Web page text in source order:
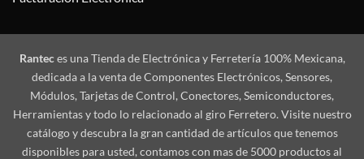
Ranteces una Tienda de Electrónica y Ferretería 100% Mexicana,
dedicada a la venta de Componentes Electrónicos, Sensores,
Módulos, Tarjetas de Control, Conectores, Semiconductores,
Herramientas y todo lo relacionado al giro Ferretero. Visite nuestro
catálogo y descubra la gran cantidad de artículos que tenemos
disponibles para usted, contamos con mas de 5000 productos al